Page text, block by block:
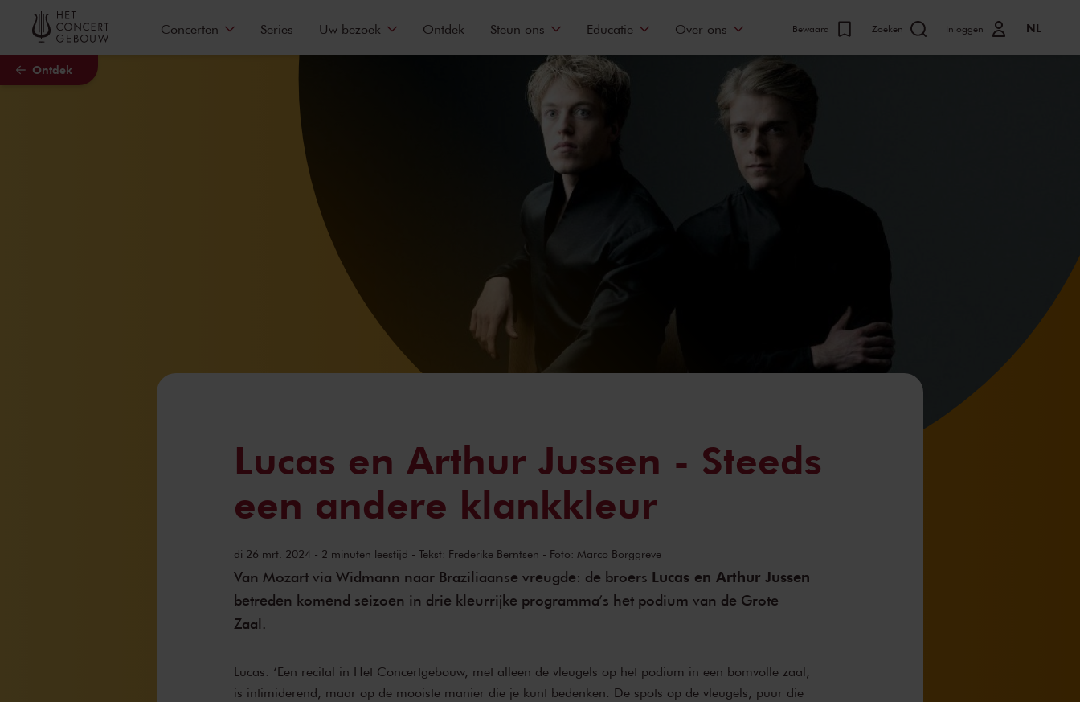
Naar hoofdcontent
Ontdek
Concerten Series Uw bezoek Ontdek Steun ons Educatie Over ons Bewaard Zoeken Inloggen NL
Lucas en Arthur Jussen - Steeds
een andere klankkleur
di 26 mrt. 2024 - 2 minuten leestijd - Tekst: Frederike Berntsen - Foto: Marco Borggreve
Van Mozart via Widmann naar Braziliaanse vreugde: de broers Lucas en Arthur Jussen
betreden komend seizoen in drie kleurrijke programma’s het podium van de Grote
Zaal.
Lucas: ‘Een recital in Het Concertgebouw, met alleen de vleugels op het podium in een bomvolle zaal,
is intimiderend, maar op de mooiste manier die je kunt bedenken. De spots op de vleugels, puur die